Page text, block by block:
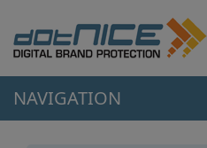
NAVIGATION